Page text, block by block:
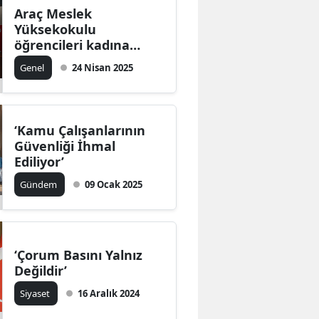
Araç Meslek
Yüksekokulu
öğrencileri kadına
yönelik şiddete tiyatro
ile dikkat çekti
Genel 24 Nisan 2025
‘Kamu Çalışanlarının
Güvenliği İhmal
Ediliyor’
Gündem 09 Ocak 2025
‘Çorum Basını Yalnız
Değildir’
Siyaset 16 Aralık 2024